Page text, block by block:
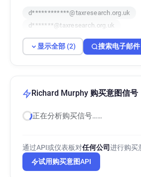
d************@taxresearch.org.uk
d*******@taxresearch.org.uk
显示全部 (2) 搜索电子邮件
Richard Murphy 购买意图信号
正在分析购买信号……
通过API或仪表板对任何公司进行购买
试用购买意图API